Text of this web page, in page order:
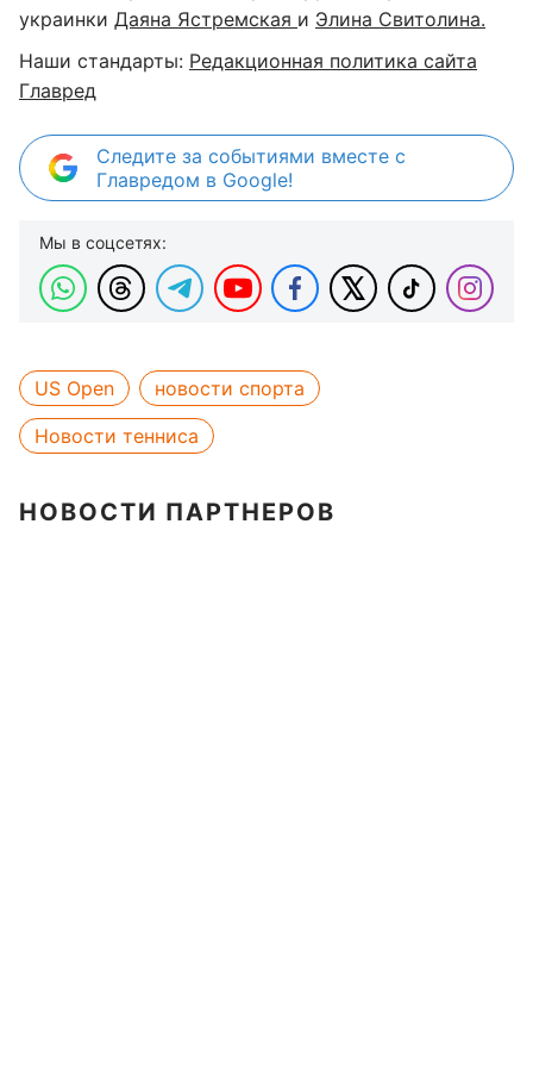
украинки Даяна Ястремская и Элина Свитолина.
Наши стандарты: Редакционная политика сайта
Главред
Следите за событиями вместе с
Главредом в Google!
Мы в соцсетях:
US Open
новости спорта
Новости тенниса
НОВОСТИ ПАРТНЕРОВ